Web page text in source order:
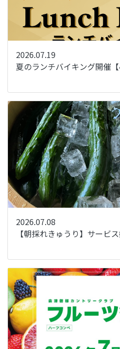
2026.07.19
夏のランチバイキング開催【
2026.07.08
【朝採れきゅうり】サービ